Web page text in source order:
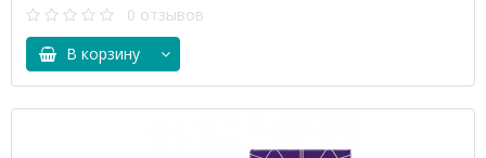
0 отзывов
В корзину